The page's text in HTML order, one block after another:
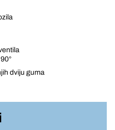
dviju guma